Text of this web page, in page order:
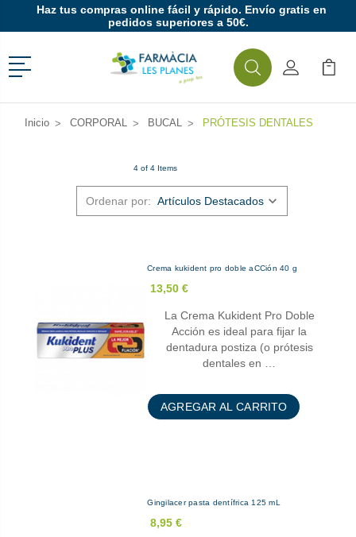
Haz tus compras online fácil y rápido. Envío gratis en
pedidos superiores a 50€.
Menú
BuscarMi Cuenta
Mi
Inicio CORPORAL BUCAL PRÓTESIS DENTALES
4 of 4 Items
Ordenar por:
Crema kukident pro doble aCCión 40 g
13,50 €
La Crema Kukident Pro Doble
Acción es ideal para fijar la
dentadura postiza (o prótesis
dentales en …
AGREGAR AL CARRITO
Gingilacer pasta dentífrica 125 mL
8,95 €